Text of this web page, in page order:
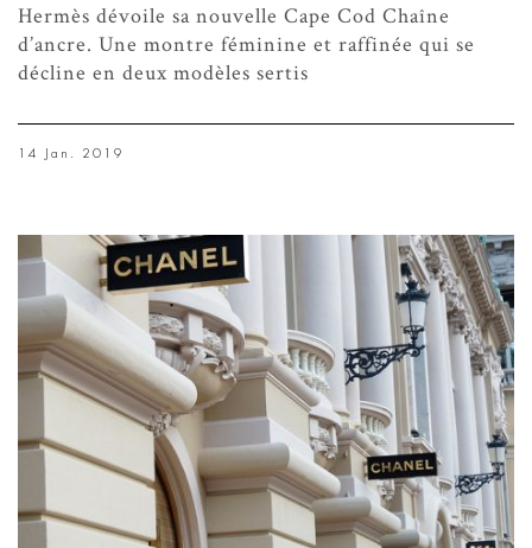
Hermès dévoile sa nouvelle Cape Cod Chaîne
d’ancre. Une montre féminine et raffinée qui se
décline en deux modèles sertis
14 Jan. 2019